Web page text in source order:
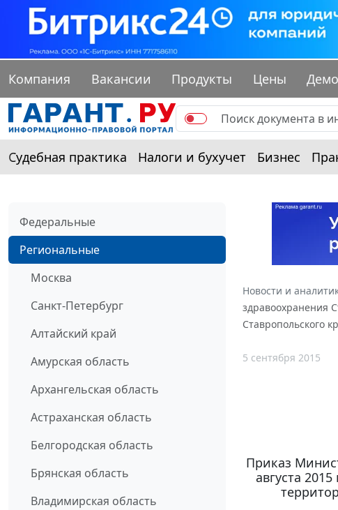
Компания Вакансии Продукты Цены Демо
Судебная практика Налоги и бухучет Бизнес
Федеральные
Региональные
Москва
Санкт-Петербург
Алтайский край
Амурская область
Архангельская область
Астраханская область
Белгородская область
Брянская область
Владимирская область
Новости и
здравоохранения
Ставропольского
5 сентября 2015
Приказ
августа